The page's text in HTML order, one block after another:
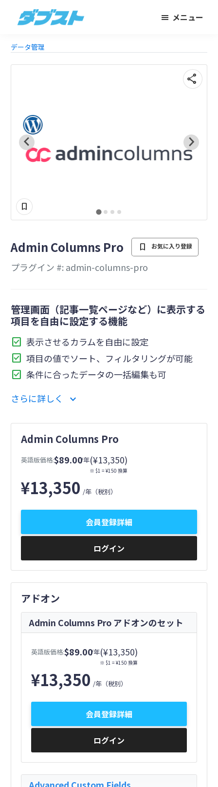
ブ
ス
ト
本
の
ル
ビ
ジ
武
器
メニュー
データ管理
share
bookmark
Admin Columns Pro bookmark お気に入り登録
プラグイン #: admin-columns-pro
管理画面（記事一覧ページなど）に表示する
項目を自由に設定する機能
check_box 表示させるカラムを自由に設定
check_box 項目の値でソート、フィルタリングが可能
check_box 条件に合ったデータの一括編集も可
さらに詳しく
expand_more
Admin Columns Pro
英語版価格:$89.00/年(¥13,350)
※ $1 = ¥150 換算
¥13,350 /年 （税別）
会員登録詳細
ログイン
アドオン
Admin Columns Pro アドオンのセット
英語版価格:$89.00/年(¥13,350)
※ $1 = ¥150 換算
¥13,350 /年 （税別）
会員登録詳細
ログイン